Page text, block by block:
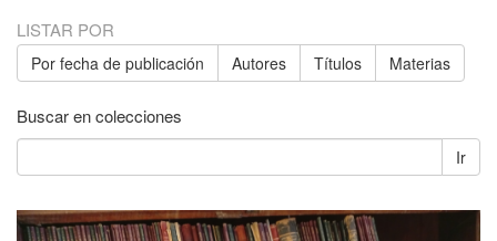
LISTAR POR
Por fecha de publicación Autores Títulos Materias
Buscar en colecciones
Ir